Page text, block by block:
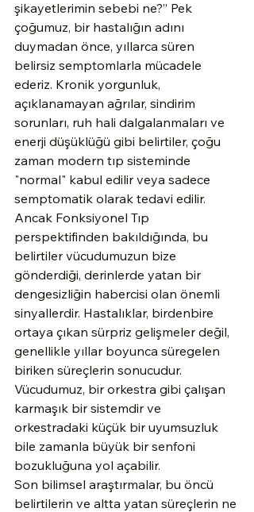
şikayetlerimin sebebi ne?” Pek
çoğumuz, bir hastalığın adını
duymadan önce, yıllarca süren
belirsiz semptomlarla mücadele
ederiz. Kronik yorgunluk,
açıklanamayan ağrılar, sindirim
sorunları, ruh hali dalgalanmaları ve
enerji düşüklüğü gibi belirtiler, çoğu
zaman modern tıp sisteminde
"normal" kabul edilir veya sadece
semptomatik olarak tedavi edilir.
Ancak Fonksiyonel Tıp
perspektifinden bakıldığında, bu
belirtiler vücudumuzun bize
gönderdiği, derinlerde yatan bir
dengesizliğin habercisi olan önemli
sinyallerdir. Hastalıklar, birdenbire
ortaya çıkan sürpriz gelişmeler değil,
genellikle yıllar boyunca süregelen
biriken süreçlerin sonucudur.
Vücudumuz, bir orkestra gibi çalışan
karmaşık bir sistemdir ve
orkestradaki küçük bir uyumsuzluk
bile zamanla büyük bir senfoni
bozukluğuna yol açabilir.
Son bilimsel araştırmalar, bu öncü
belirtilerin ve altta yatan süreçlerin ne